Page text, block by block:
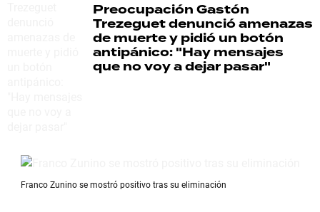
Preocupación Gastón
Trezeguet denunció amenazas
de muerte y pidió un botón
antipánico: "Hay mensajes
que no voy a dejar pasar"
Franco Zunino se mostró positivo tras su eliminación